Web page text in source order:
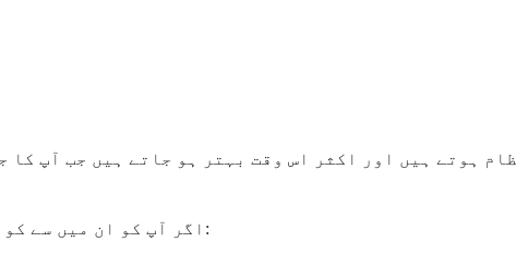
ہوتے ہیں اور اکثر اس وقت بہتر ہو جاتے ہیں جب آپ
اگر آپ کو ان میں سے کوئی بھی سنگین ضمنی اثرات محسوس ہوں تو فوراً اپنے ڈاکٹر سے رابطہ کریں: